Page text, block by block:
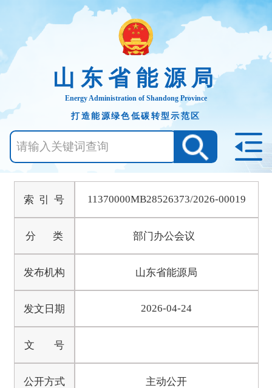
山东省能源局
Energy Administration of Shandong Province
打造能源绿色低碳转型示范区
索 引 号 11370000MB28526373/2026-00019
分 类 部门办公会议
发布机构 山东省能源局
发文日期 2026-04-24
文 号
公开方式 主动公开